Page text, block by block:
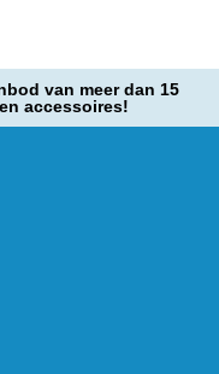
van meer dan 15
accessoires!